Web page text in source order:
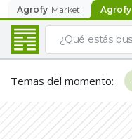
Agrofy Market Agrofy
Temas del momento: